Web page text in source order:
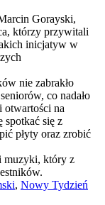
Gorayski,
którzy przywitali
inicjatyw w
nie zabrakło
co nadało
otwartości na
spotkać się z
płyty oraz zrobić
muzyki, który z
, Nowy Tydzień